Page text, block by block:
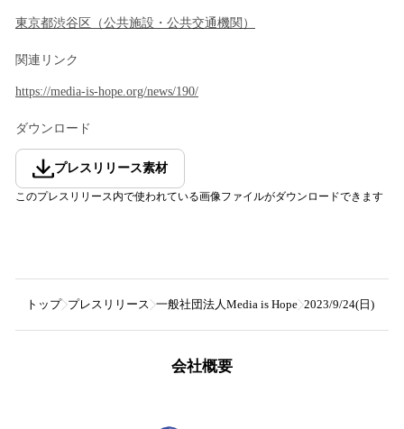
東京都渋谷区 （公共施設・公共交通機関 ）
関連リンク
https://media-is-hope.org/news/190/
ダウンロード
プレスリリース素材
このプレスリリース内で使われている画像ファイルがダウンロードできます
トップ プレスリリース 一般社団法人Media is Hope 2023/9/24(日)「み
会社概要